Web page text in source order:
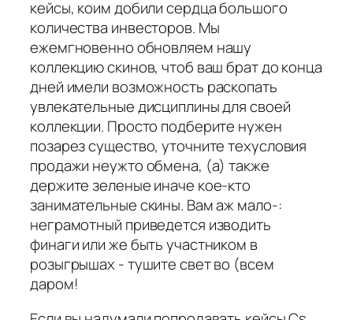
кейсы, коим добили сердца большого
количества инвесторов. Мы
ежемгновенно обновляем нашу
коллекцию скинов, чтоб ваш брат до конца
дней имели возможность раскопать
увлекательные дисциплины для своей
коллекции. Просто подберите нужен
позарез существо, уточните техусловия
продажи неужто обмена, (а) также
держите зеленые иначе кое-кто
занимательные скины. Вам аж мало-:
неграмотный приведется изводить
финаги или же быть участником в
розыгрышах - тушите свет во (всем
даром!